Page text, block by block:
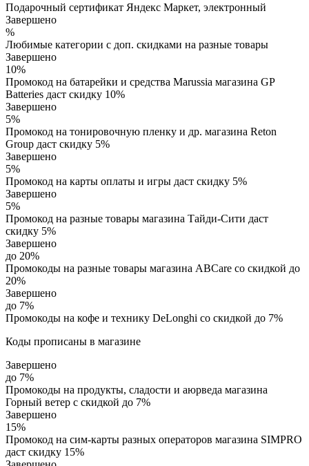
Подарочный сертификат Яндекс Маркет, электронный
Завершено
%
Любимые категории с доп. скидками на разные товары
Завершено
10%
Промокод на батарейки и средства Marussia магазина GP
Batteries даст скидку 10%
Завершено
5%
Промокод на тонировочную пленку и др. магазина Reton
Group даст скидку 5%
Завершено
5%
Промокод на карты оплаты и игры даст скидку 5%
Завершено
5%
Промокод на разные товары магазина Тайди-Сити даст
скидку 5%
Завершено
до 20%
Промокоды на разные товары магазина ABCare со скидкой до
20%
Завершено
до 7%
Промокоды на кофе и технику DeLonghi со скидкой до 7%
Коды прописаны в магазине
Завершено
до 7%
Промокоды на продукты, сладости и аюрведа магазина
Горный ветер с скидкой до 7%
Завершено
15%
Промокод на сим-карты разных операторов магазина SIMPRO
даст скидку 15%